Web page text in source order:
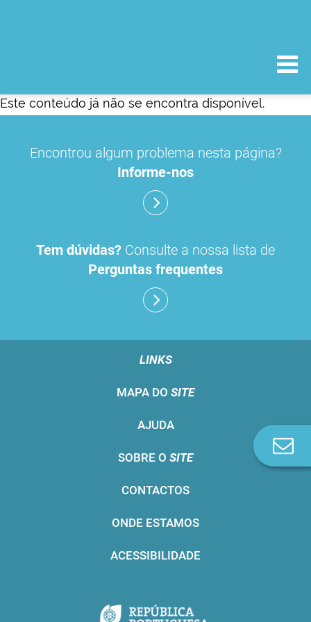
Este conteúdo já não se encontra disponível.
Encontrou algum problema nesta página?
Informe-nos
Tem dúvidas? Consulte a nossa lista de
Perguntas frequentes
LINKS
MAPA DO SITE
AJUDA
SOBRE O SITE
CONTACTOS
ONDE ESTAMOS
ACESSIBILIDADE